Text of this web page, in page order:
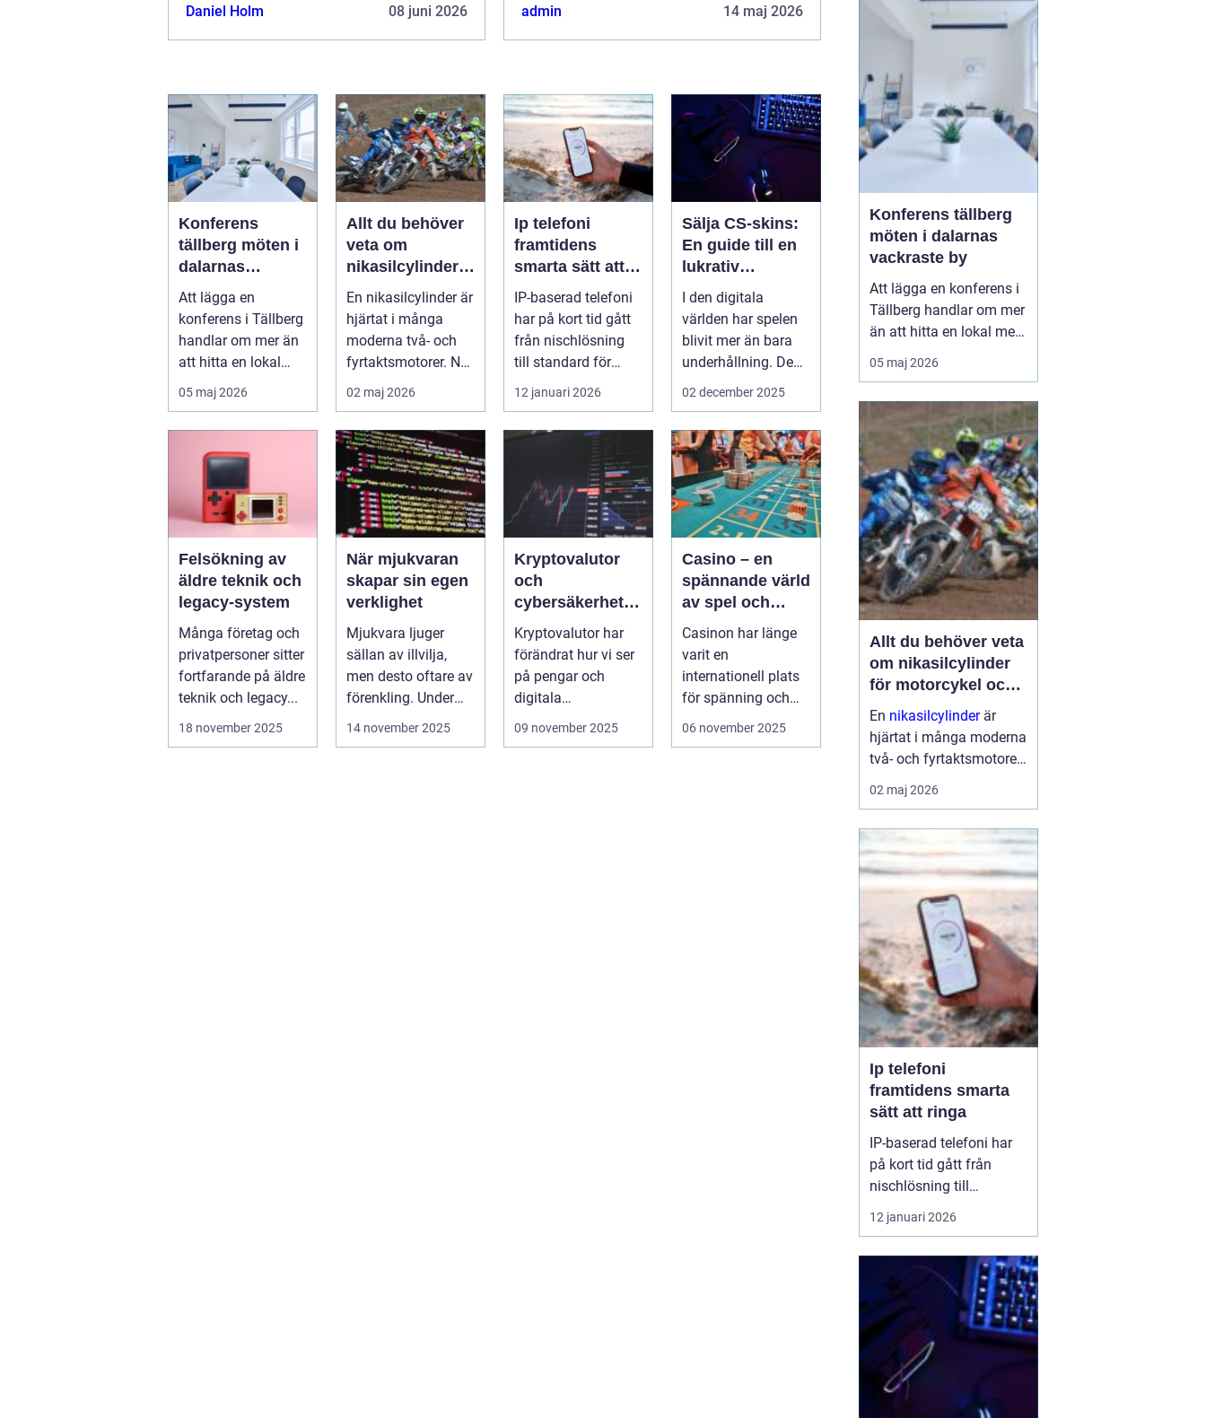
Daniel Holm 08 juni 2026 admin 14 maj 2026
Konferens
tällberg möten i
dalarnas
vackraste by
Att lägga en
konferens i Tällberg
handlar om mer än
att hitta en lokal
med bra teknik. Den
lilla byn...
05 maj 2026
Allt du behöver
veta om
nikasilcylinder
för motorcykel
och snöskoter
En nikasilcylinder är
hjärtat i många
moderna två- och
fyrtaktsmotorer. När
den fungerar som
den ska...
02 maj 2026
Ip telefoni
framtidens
smarta sätt att
ringa
IP-baserad telefoni
har på kort tid gått
från nischlösning
till standard för
både företag och
privat...
12 januari 2026
Sälja CS-skins:
En guide till en
lukrativ
marknad
I den digitala
världen har spelen
blivit mer än bara
underhållning. De
har utvecklat...
02 december 2025
Felsökning av
äldre teknik och
legacy-system
Många företag och
privatpersoner sitter
fortfarande på äldre
teknik och legacy...
18 november 2025
När mjukvaran
skapar sin egen
verklighet
Mjukvara ljuger
sällan av illvilja,
men desto oftare av
förenkling. Under
ytan arbetar pro...
14 november 2025
Kryptovalutor
och
cybersäkerhet:
Hackares nya
lekplats
Kryptovalutor har
förändrat hur vi ser
på pengar och
digitala
transaktioner, men
09 november 2025
Casino – en
spännande värld
av spel och
underhållning
Casinon har länge
varit en
internationell plats
för spänning och
nöje. Dessa anl...
06 november 2025
och samtidigt minska
klimatpåve...
Konferens tällberg
möten i dalarnas
vackraste by
Att lägga en konferens i
Tällberg handlar om mer
än att hitta en lokal med
bra teknik. Den lilla byn
vid Siljan kombinerar
med moderna
mötesmöjligheter. Här
får deltagarna arbetsro,
vacker utsikt, god mat
och tid att umgås,
samt...
05 maj 2026
Allt du behöver veta
om nikasilcylinder
för motorcykel och
snöskoter
En nikasilcylinderär
hjärtat i många moderna
två- och fyrtaktsmotorer.
När den fungerar som
den ska får motorn bra
och lång livslängd. När
den skadas tappar
motorn kraft, börjar gå
02 maj 2026
Ip telefoni
framtidens smarta
sätt att ringa
IP-baserad telefoni har
på kort tid gått från
nischlösning till
standard för både
företag och
gör det möjligt att ringa
via internet i stället för
via kopparnätet, som
redan håller på att
stängas ned. För den
som vill ha flex...
12 januari 2026